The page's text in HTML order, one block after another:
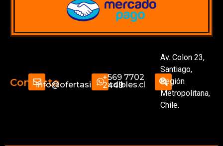
Contactoinfo@ofertasimperdibles.cl
+569 7702
2449
Av. Colon 23,
Santiago,
Región
Metropolitana,
Chile.